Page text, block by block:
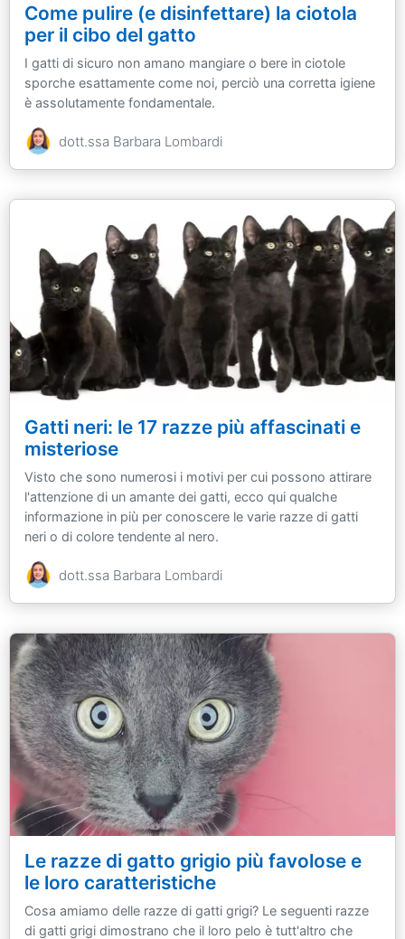
Come pulire (e disinfettare) la ciotola
per il cibo del gatto
I gatti di sicuro non amano mangiare o bere in ciotole
sporche esattamente come noi, perciò una corretta igiene
è assolutamente fondamentale.
dott.ssa Barbara Lombardi
Gatti neri: le 17 razze più affascinati e
misteriose
Visto che sono numerosi i motivi per cui possono attirare
l'attenzione di un amante dei gatti, ecco qui qualche
informazione in più per conoscere le varie razze di gatti
neri o di colore tendente al nero.
dott.ssa Barbara Lombardi
Le razze di gatto grigio più favolose e
le loro caratteristiche
Cosa amiamo delle razze di gatti grigi? Le seguenti razze
di gatti grigi dimostrano che il loro pelo è tutt'altro che